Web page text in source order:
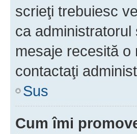
scrieţi trebuiesc
ca
mesaje recesită
contactaţi
Sus
Cum îmi